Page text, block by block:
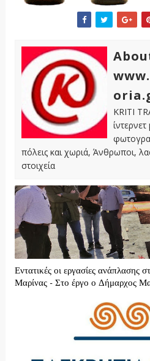
KRITI
ίντερνετ
πόλεις και χωριά, Άνθρωποι,
στοιχεία
Εντατικές οι εργασίες ανάπλασης
Μαρίνας - Στο έργο ο Δήμαρχος